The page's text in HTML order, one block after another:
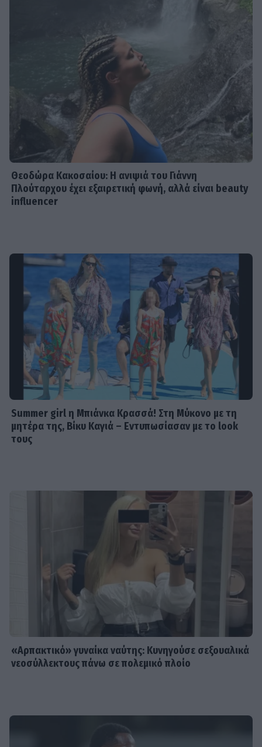
Θεοδώρα Κακοσαίου: Η ανιψιά του Γιάννη
Πλούταρχου έχει εξαιρετική φωνή, αλλά είναι beauty
influencer
Summer girl η Μπιάνκα Κρασσά! Στη Μύκονο με τη
μητέρα της, Βίκυ Καγιά – Εντυπωσίασαν με το look
τους
«Αρπακτικό» γυναίκα ναύτης: Κυνηγούσε σεξουαλικά
νεοσύλλεκτους πάνω σε πολεμικό πλοίο